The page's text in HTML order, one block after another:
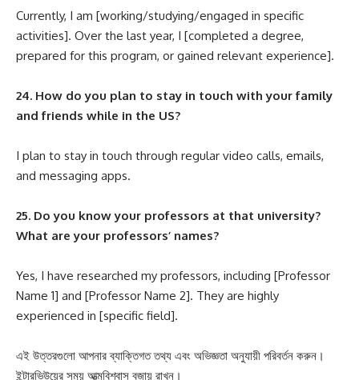
Currently, I am [working/studying/engaged in specific
activities]. Over the last year, I [completed a degree,
prepared for this program, or gained relevant experience].
24. How do you plan to stay in touch with your family
and friends while in the US?
I plan to stay in touch through regular video calls, emails,
and messaging apps.
25. Do you know your professors at that university?
What are your professors’ names?
Yes, I have researched my professors, including [Professor
Name 1] and [Professor Name 2]. They are highly
experienced in [specific field].
এই উত্তরগুলো আপনার ব্যাক্তিগত তথ্য এবং অভিজ্ঞতা অনুযায়ী পরিবর্তন করুন।
ইন্টারভিউয়ের সময় আত্মবিশ্বাস বজায় রাখুন।